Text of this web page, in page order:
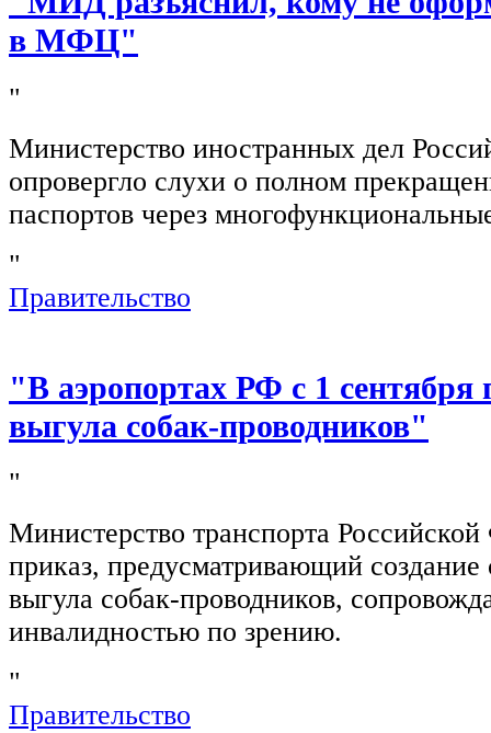
в МФЦ"
"
Министерство иностранных дел
опровергло слухи о полном
паспортов через
"
Правительство
"В аэропортах РФ с 1 сентября
выгула собак-проводников"
"
Министерство транспорта
приказ, предусматривающий создание
выгула собак-проводников,
инвалидностью по зрению.
"
Правительство